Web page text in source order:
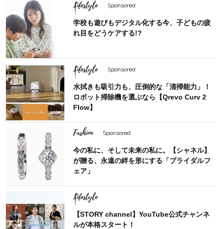
Lifestyle Sponsored
学校も遊びもデジタル化する今、子どもの疲
れ目をどうケアする!?
Lifestyle Sponsored
水拭きも吸引力も、圧倒的な「清掃能力」！
ロボット掃除機を選ぶなら【Qrevo Curv 2
Flow】
Fashion Sponsored
今の私に、そして未来の私に。【シャネル】
が贈る、永遠の絆を形にする「ブライダルフ
ェア」
Lifestyle
【STORY channel】YouTube公式チャンネ
ルが本格スタート！